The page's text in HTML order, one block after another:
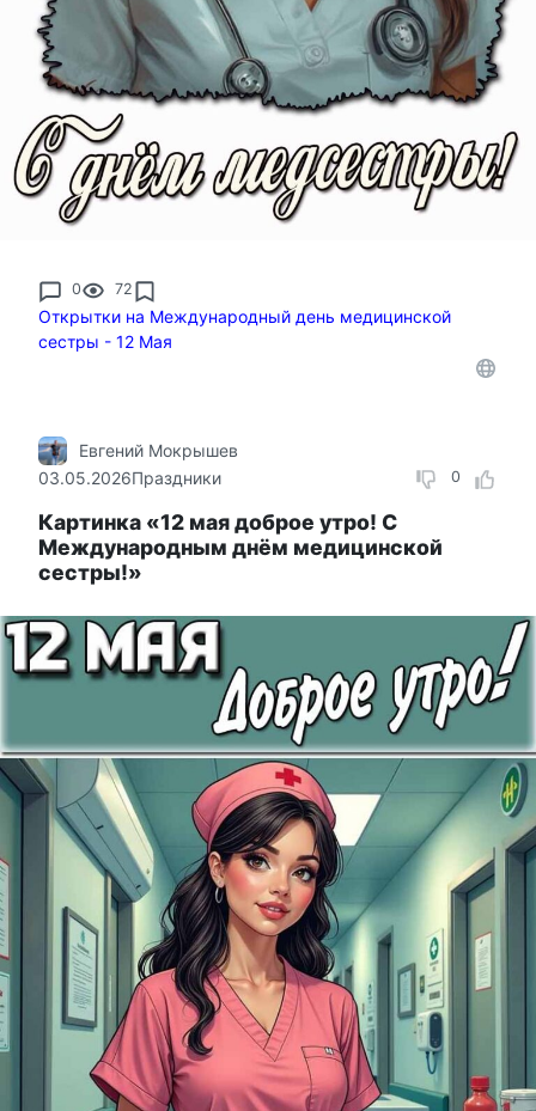
0 72
Открытки на Международный день медицинской
сестры - 12 Мая
0
Евгений Мокрышев
03.05.2026Праздники
Картинка «12 мая доброе утро! С
Международным днём медицинской
сестры!»